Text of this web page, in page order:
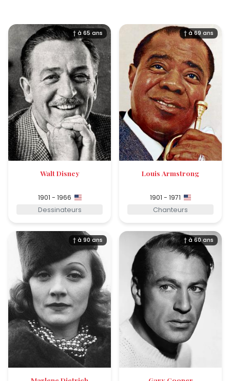
† à 65 ans
Walt Disney
1901 - 1966
Dessinateurs
† à 69 ans
Louis Armstrong
1901 - 1971
Chanteurs
† à 90 ans † à 60 ans